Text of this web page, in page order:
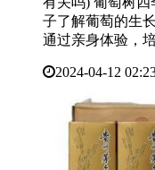
子了解葡萄的生
通过亲身体验，
2024-04-12